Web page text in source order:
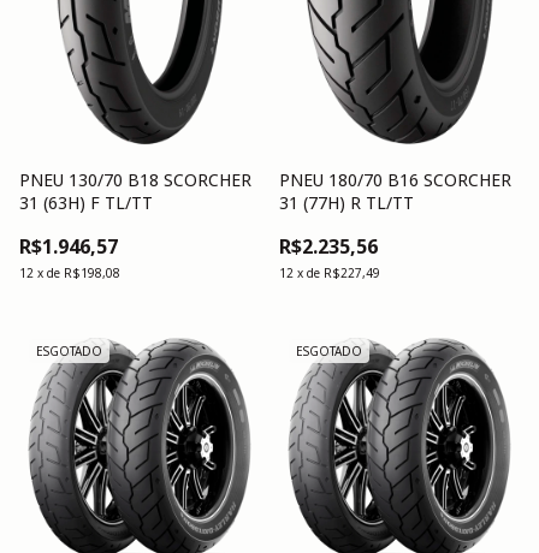
PNEU 130/70 B18 SCORCHER
31 (63H) F TL/TT
R$1.946,57
12 x de R$198,08
PNEU 180/70 B16 SCORCHER
31 (77H) R TL/TT
R$2.235,56
12 x de R$227,49
ESGOTADO ESGOTADO